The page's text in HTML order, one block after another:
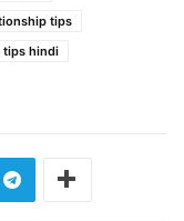
tips
tips hindi